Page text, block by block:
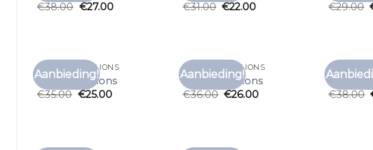
€38.00 €27.00
€31.00 €22.00
€29.00
Aanbieding!
Toevoegen
T SHIRT MALELIONS
t shirt malelions
€35.00 €25.00
Aanbieding!
Toevoegen
T SHIRT MALELIONS
t shirt malelions
€36.00 €26.00
T SHIRT
t shirt
€38.00